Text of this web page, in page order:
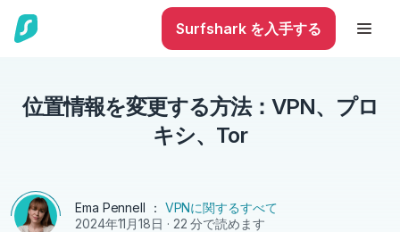
Surfshark を入手する
位置情報を変更する方法：VPN、プロ
キシ、Tor
Ema Pennell ： VPNに関するすべて
2024年11月18日 · 22 分で読めます